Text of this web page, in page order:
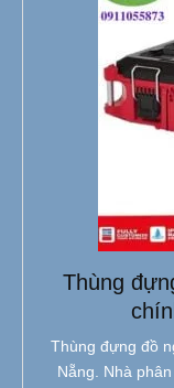
Thùng
Thùng đựng đồ
Nẵng. Nhà